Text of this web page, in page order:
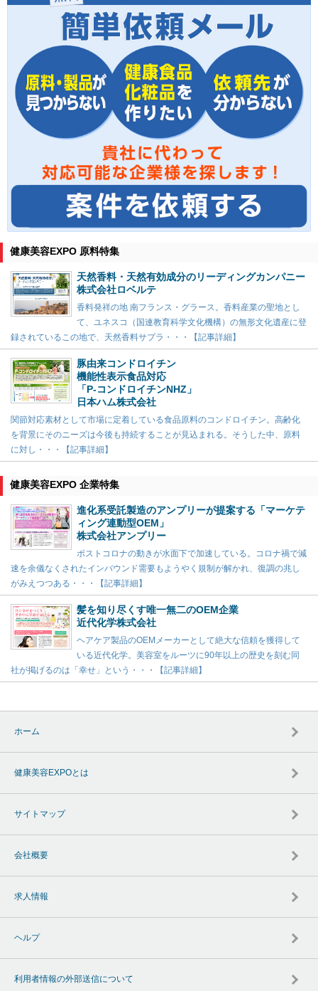
健康美容EXPO 原料特集
天然香料・天然有効成分のリーディングカンパニー
株式会社ロベルテ
香料発祥の地 南フランス・グラース。香料産業の聖地とし
て、ユネスコ（国連教育科学文化機構）の無形文化遺産に登
録されているこの地で、天然香料サプラ・・・【記事詳細】
豚由来コンドロイチン
機能性表示食品対応
「P-コンドロイチンNHZ」
日本ハム株式会社
関節対応素材として市場に定着している食品原料のコンドロイチン。高齢化
を背景にそのニーズは今後も持続することが見込まれる。そうした中、原料
に対し・・・【記事詳細】
健康美容EXPO 企業特集
進化系受託製造のアンプリーが提案する「マーケテ
ィング連動型OEM」
株式会社アンプリー
ポストコロナの動きが水面下で加速している。コロナ禍で減
速を余儀なくされたインバウンド需要もようやく規制が解かれ、復調の兆し
がみえつつある・・・【記事詳細】
髪を知り尽くす唯一無二のOEM企業
近代化学株式会社
ヘアケア製品のOEMメーカーとして絶大な信頼を獲得して
いる近代化学。美容室をルーツに90年以上の歴史を刻む同
社が掲げるのは「幸せ」という・・・【記事詳細】
ホーム
健康美容EXPOとは
サイトマップ
会社概要
求人情報
ヘルプ
利用者情報の外部送信について